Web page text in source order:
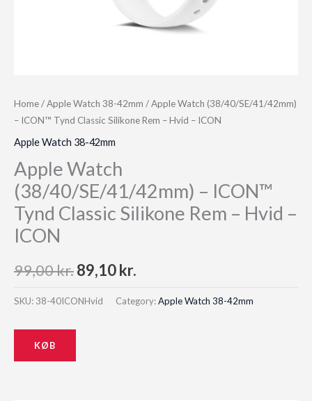
Home/Apple Watch 38-42mm / Apple Watch (38/40/SE/41/42mm)
– ICON™ Tynd Classic Silikone Rem – Hvid – ICON
Apple Watch 38-42mm
Apple Watch
(38/40/SE/41/42mm) – ICON™
Tynd Classic Silikone Rem – Hvid –
ICON
99,00kr.Original
price
89,10kr.
price
SKU: 38-40ICONHvid Category:Apple Watch 38-42mm
KØB